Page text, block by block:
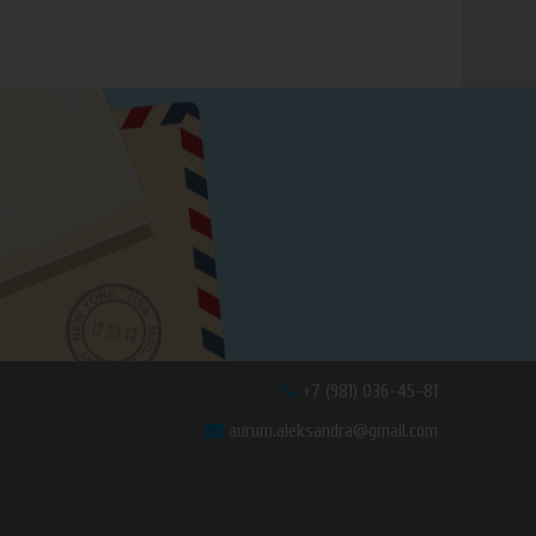
+7 (981) 036-45-81
aurum.aleksandra@gmail.com